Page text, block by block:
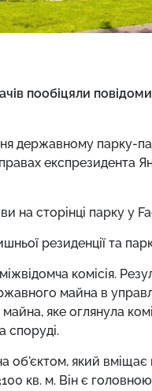
пообіцяли
державному парку-
експрезидента
на сторінці парку у
резиденції та
комісія.
майна в
майна, яке оглянула
споруді.
об'єктом, який
кв. м. Він є